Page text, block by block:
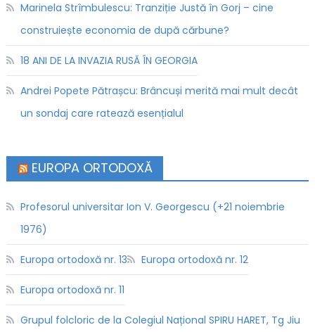
Marinela Strîmbulescu: Tranziție Justă în Gorj – cine
construiește economia de după cărbune?
18 ANI DE LA INVAZIA RUSĂ ÎN GEORGIA
Andrei Popete Pătrașcu: Brâncuși merită mai mult decât
un sondaj care ratează esențialul
EUROPA ORTODOXĂ
Profesorul universitar Ion V. Georgescu (+21 noiembrie
1976)
Europa ortodoxă nr. 13 Europa ortodoxă nr. 12
Europa ortodoxă nr. 11
Grupul folcloric de la Colegiul Național SPIRU HARET, Tg Jiu